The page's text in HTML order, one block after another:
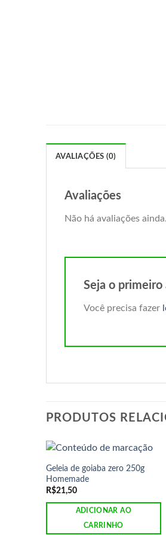
AVALIAÇÕES (0)
Avaliações
Não há avaliações ainda.
Seja o primeiro
Você precisa fazer
PRODUTOS
Geleia de goiaba zero 250g
Homemade
R$21,50
ADICIONAR AO
CARRINHO